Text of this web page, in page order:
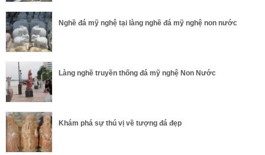
Nghề đá mỹ nghệ tại làng nghề đá mỹ nghệ non nước
Làng nghề truyền thống đá mỹ nghệ Non Nước
Khám phá sự thú vị về tượng đá đẹp